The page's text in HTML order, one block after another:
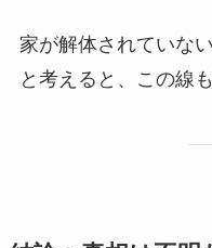
家が解体されていな
と考えると、この線